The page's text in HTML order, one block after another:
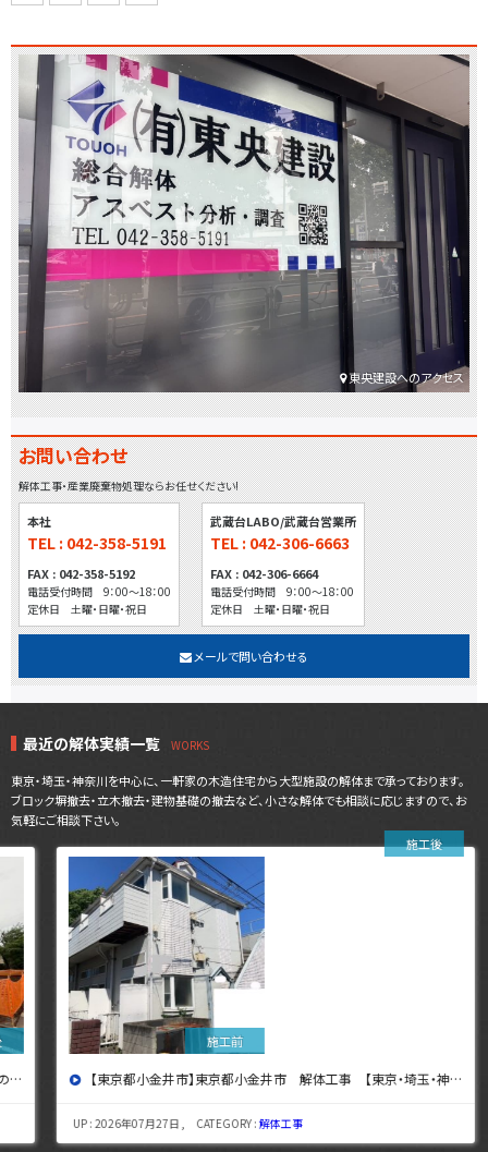
東央建設へのアクセス
お問い合わせ
解体工事・産業廃棄物処理ならお任せください!
本社
TEL : 042-358-5191
FAX : 042-358-5192
電話受付時間 9：00～18：00
定休日 土曜・日曜・祝日
武蔵台LABO/武蔵台営業所
TEL : 042-306-6663
FAX : 042-306-6664
電話受付時間 9：00～18：00
定休日 土曜・日曜・祝日
メールで問い合わせる
最近の解体実績一覧
東京・埼玉・神奈川を中心に、一軒家の木造住宅から大型施設の解体まで承っております。
ブロック塀撤去・立木撤去・建物基礎の撤去など、小さな解体でも相談に応じますので、お
気軽にご相談下さい。
【東京都小金井市】東京都小金井市 解体工事 【東京・埼玉・神奈川の解体工事なら東央建設へ】
UP : 2026年07月27日 , CATEGORY :解体工事